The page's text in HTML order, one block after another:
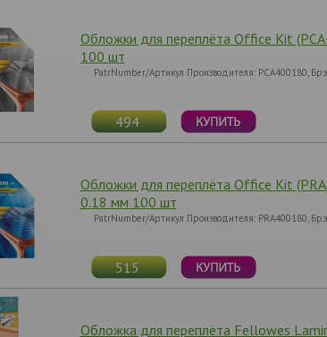
Обложки для переплёта Office Kit
100 шт
PatrNumber/Артикул Производителя: PCA400180,
494
Обложки для переплёта Office Kit
0.18 мм 100 шт
PatrNumber/Артикул Производителя: PRA400180,
515
Обложка для переплёта Fellowes